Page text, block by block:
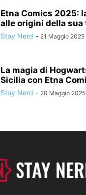
Etna Comics 2025:
alle origini della
Stay Nerd - 21 Maggio 2025
La magia di
Sicilia con Etna
Stay Nerd - 20 Maggio 2025